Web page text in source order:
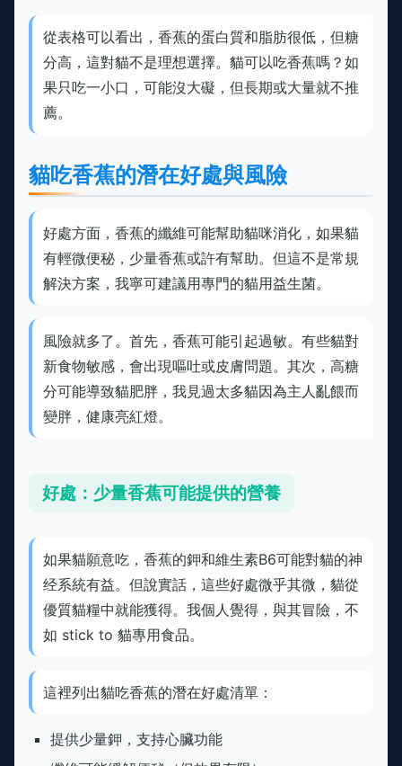
從表格可以看出，香蕉的蛋白質和脂肪很低，但糖
分高，這對貓不是理想選擇。貓可以吃香蕉嗎？如
果只吃一小口，可能沒大礙，但長期或大量就不推
薦。
貓吃香蕉的潛在好處與風險
好處方面，香蕉的纖維可能幫助貓咪消化，如果貓
有輕微便秘，少量香蕉或許有幫助。但這不是常規
解決方案，我寧可建議用專門的貓用益生菌。
風險就多了。首先，香蕉可能引起過敏。有些貓對
新食物敏感，會出現嘔吐或皮膚問題。其次，高糖
分可能導致貓肥胖，我見過太多貓因為主人亂餵而
變胖，健康亮紅燈。
好處：少量香蕉可能提供的營養
如果貓願意吃，香蕉的鉀和維生素B6可能對貓的神
经系統有益。但說實話，這些好處微乎其微，貓從
優質貓糧中就能獲得。我個人覺得，與其冒險，不
如 stick to 貓專用食品。
這裡列出貓吃香蕉的潛在好處清單：
提供少量鉀，支持心臟功能